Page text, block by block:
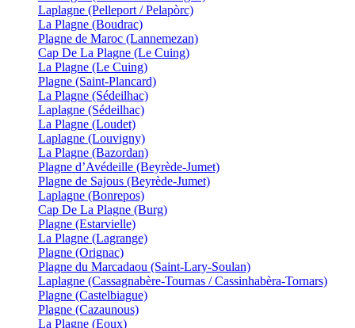
Laplagne (Pelleport / Pelapòrc)
La Plagne (Boudrac)
Plagne de Maroc (Lannemezan)
Cap De La Plagne (Le Cuing)
La Plagne (Le Cuing)
Plagne (Saint-Plancard)
La Plagne (Sédeilhac)
Laplagne (Sédeilhac)
La Plagne (Loudet)
Laplagne (Louvigny)
La Plagne (Bazordan)
Plagne d’Avédeille (Beyrède-Jumet)
Plagne de Sajous (Beyrède-Jumet)
Laplagne (Bonrepos)
Cap De La Plagne (Burg)
Plagne (Estarvielle)
La Plagne (Lagrange)
Plagne (Orignac)
Plagne du Marcadaou (Saint-Lary-Soulan)
Laplagne (Cassagnabère-Tournas / Cassinhabèra-Tornars)
Plagne (Castelbiague)
Plagne (Cazaunous)
La Plagne (Eoux)